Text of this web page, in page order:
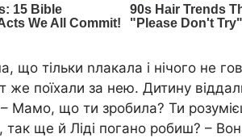
що тільки nлакала і нічого не
же поїхали за нею. Дитину
– Мамо, що ти зробила? Ти
так ще й Ліді погано робиш? –